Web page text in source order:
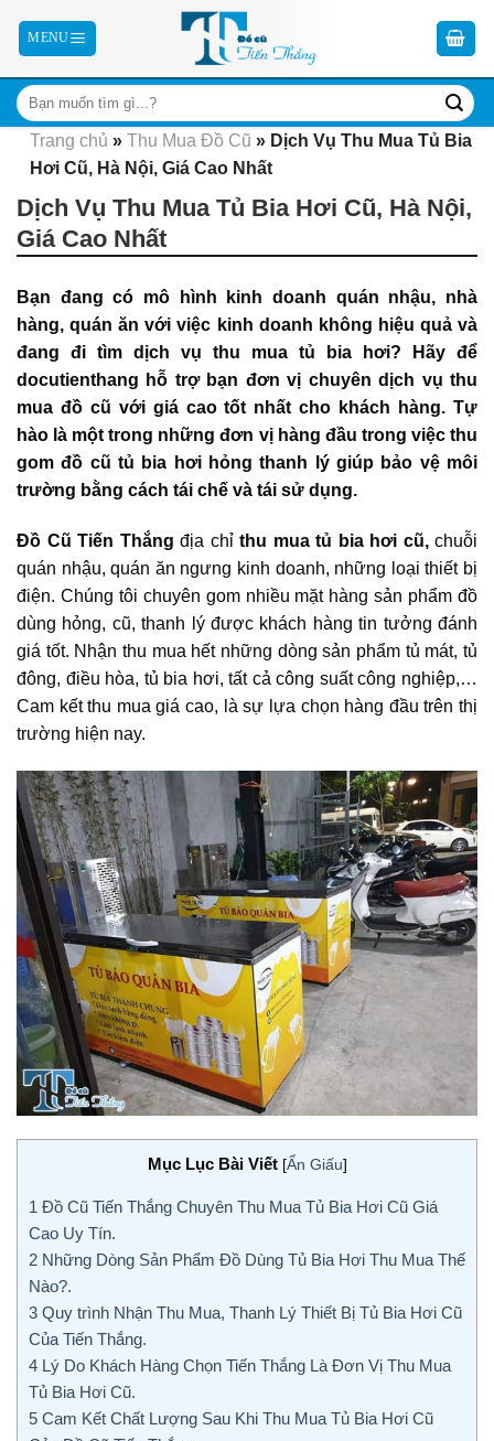
Trang chủ » Thu Mua Đồ Cũ » Dịch Vụ Thu Mua Tủ Bia
Hơi Cũ, Hà Nội, Giá Cao Nhất
Dịch Vụ Thu Mua Tủ Bia Hơi Cũ, Hà Nội,
Giá Cao Nhất
Bạn đang có mô hình kinh doanh quán nhậu, nhà
hàng, quán ăn với việc kinh doanh không hiệu quả và
đang đi tìm dịch vụ thu mua tủ bia hơi? Hãy để
docutienthang hỗ trợ bạn đơn vị chuyên dịch vụ thu
mua đồ cũ với giá cao tốt nhất cho khách hàng. Tự
hào là một trong những đơn vị hàng đầu trong việc thu
gom đồ cũ tủ bia hơi hỏng thanh lý giúp bảo vệ môi
trường bằng cách tái chế và tái sử dụng.
Đồ Cũ Tiến Thắng địa chỉthu mua tủ bia hơi cũ, chuỗi
quán nhậu, quán ăn ngưng kinh doanh, những loại thiết bị
điện. Chúng tôi chuyên gom nhiều mặt hàng sản phẩm đồ
dùng hỏng, cũ, thanh lý được khách hàng tin tưởng đánh
giá tốt. Nhận thu mua hết những dòng sản phẩm tủ mát, tủ
đông, điều hòa, tủ bia hơi, tất cả công suất công nghiệp,…
Cam kết thu mua giá cao, là sự lựa chọn hàng đầu trên thị
trường hiện nay.
Mục Lục Bài Viết [Ẩn Giấu]
1 Đồ Cũ Tiến Thắng Chuyên Thu Mua Tủ Bia Hơi Cũ Giá
Cao Uy Tín.
2 Những Dòng Sản Phẩm Đồ Dùng Tủ Bia Hơi Thu Mua Thế
Nào?.
3 Quy trình Nhận Thu Mua, Thanh Lý Thiết Bị Tủ Bia Hơi Cũ
Của Tiến Thắng.
4 Lý Do Khách Hàng Chọn Tiến Thắng Là Đơn Vị Thu Mua
Tủ Bia Hơi Cũ.
5 Cam Kết Chất Lượng Sau Khi Thu Mua Tủ Bia Hơi Cũ